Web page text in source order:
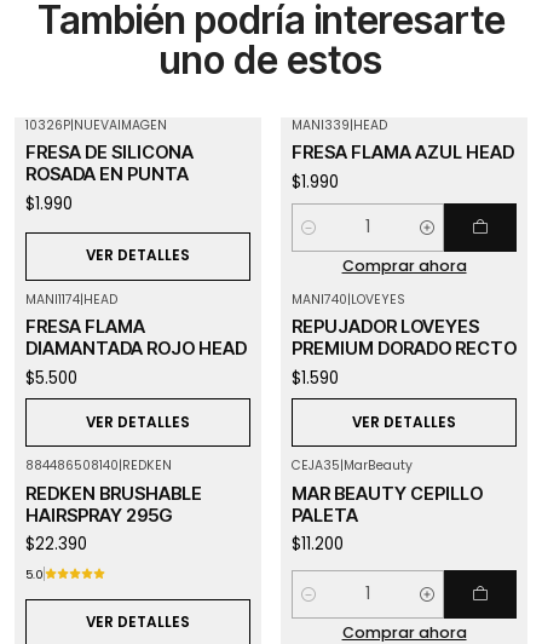
También podría interesarte
uno de estos
10326P|NUEVAIMAGEN
FRESA DE SILICONA
ROSADA EN PUNTA
$1.990
VER DETALLES
MANI339|HEAD
FRESA FLAMA AZUL HEAD
$1.990
Cantidad
Comprar ahora
MANI1174|HEAD
FRESA FLAMA
DIAMANTADA ROJO HEAD
$5.500
VER DETALLES
MANI740|LOVEYES
REPUJADOR LOVEYES
PREMIUM DORADO RECTO
$1.590
VER DETALLES
884486508140|REDKEN
REDKEN BRUSHABLE
HAIRSPRAY 295G
$22.390
5.0
VER DETALLES
CEJA35|MarBeauty
MAR BEAUTY CEPILLO
PALETA
$11.200
Cantidad
Comprar ahora